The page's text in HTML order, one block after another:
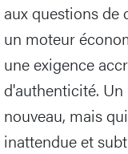
aux questions de
un moteur
une exigence
d'authenticité. Un
nouveau, mais
inattendue et